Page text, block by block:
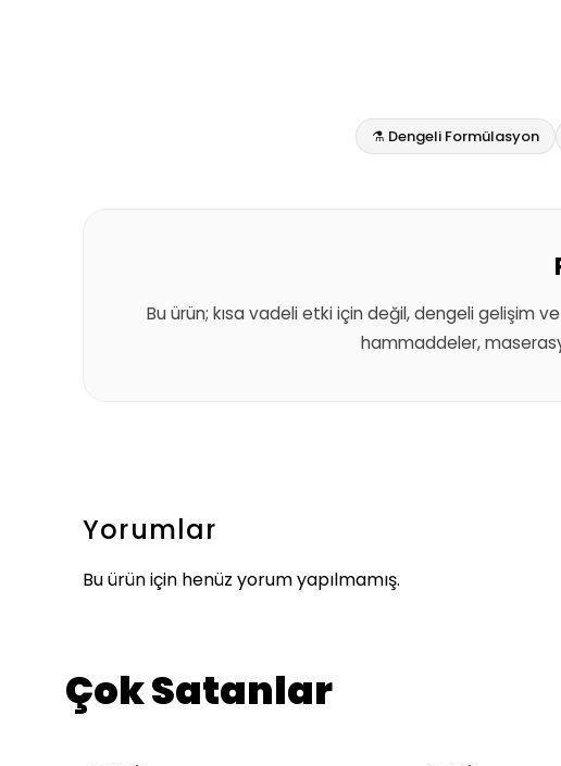
⚗️ Dengeli Formülasyon
Bu ürün; kısa vadeli etki için değil, dengeli gelişim
hammaddeler,
Yorumlar
Bu ürün için henüz yorum yapılmamış.
Çok Satanlar